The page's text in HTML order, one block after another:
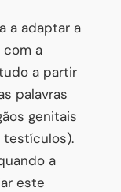
a adaptar a
com a
a partir
palavras
genitais
testículos).
a
este